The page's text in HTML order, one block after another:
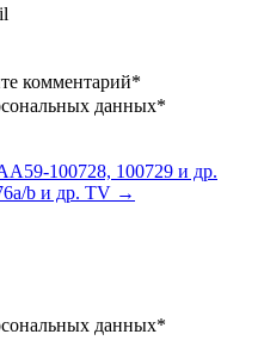
комментарий*
данных*
100728, 100729 и др.
b и др. TV →
данных*